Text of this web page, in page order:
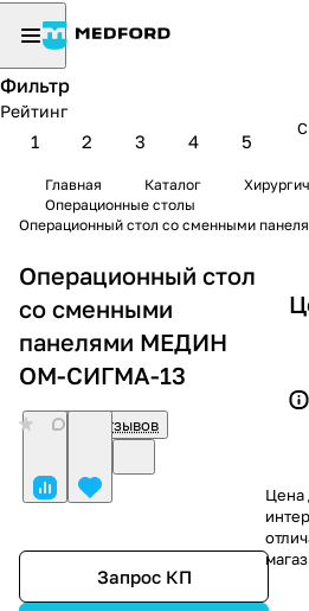
Фильтр
Рейтинг
1 2 3 4 5
Главная Каталог
Операционные столы
Операционный стол со сменными
Операционный стол
со сменными
панелями МЕДИН
ОМ-СИГМА-13
Нет отзывов
Запрос КП
Цена